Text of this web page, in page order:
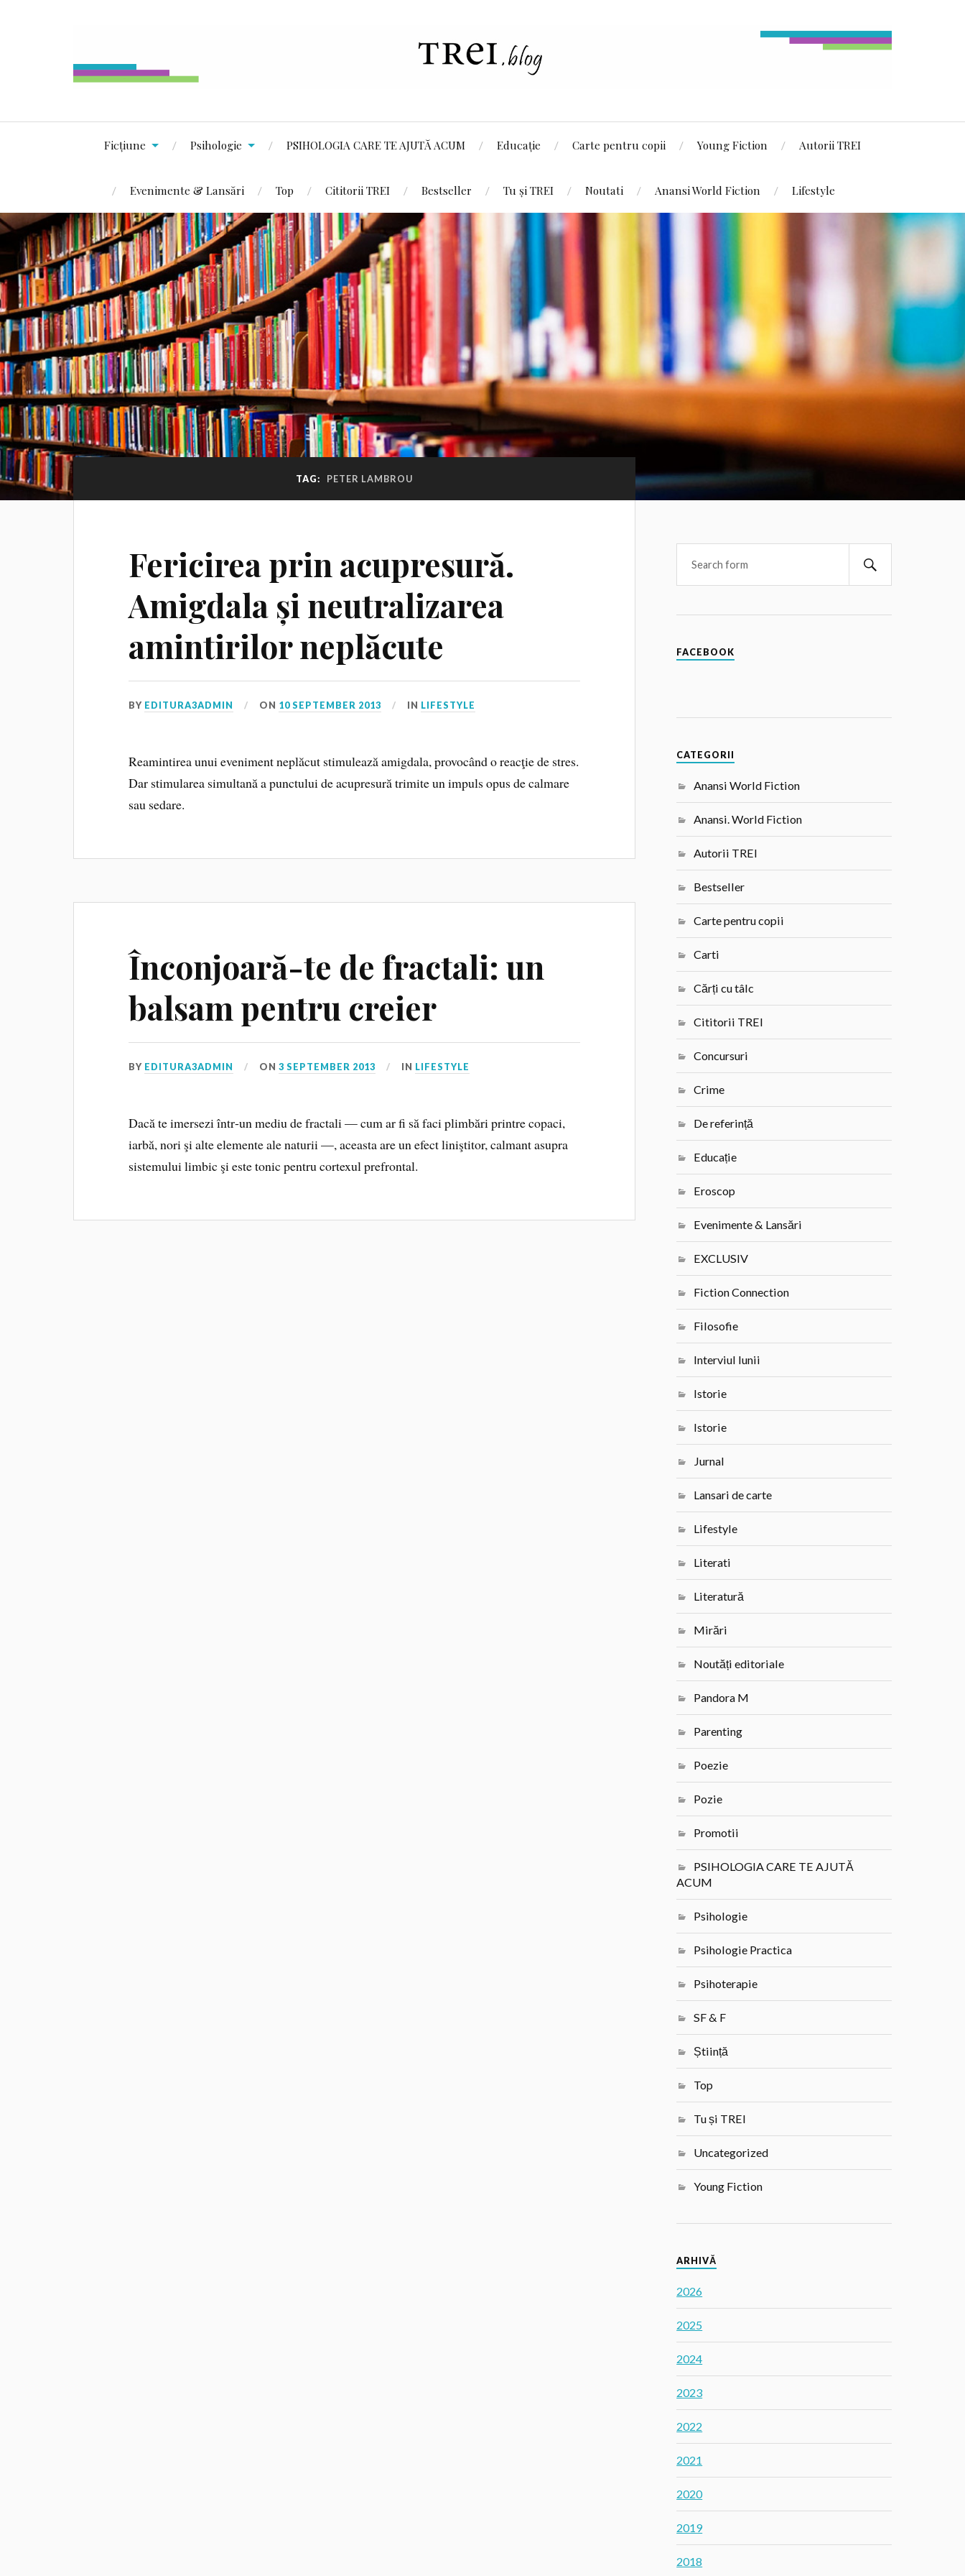
Ficțiune Psihologie PSIHOLOGIA CARE TE AJUTĂ ACUM Educație Carte pentru copii Young Fiction Autorii TREI
Evenimente & Lansări Top Cititorii TREI Bestseller Tu și TREI Noutati Anansi World Fiction Lifestyle
TAG: PETER LAMBROU
Fericirea prin acupresură.
Amigdala și neutralizarea
amintirilor neplăcute
BY EDITURA3ADMIN ON 10 SEPTEMBER 2013 IN LIFESTYLE
Reamintirea unui eveniment neplăcut stimulează amigdala, provocând o reacţie de stres.
Dar stimularea simultană a punctului de acupresură trimite un impuls opus de calmare
sau sedare.
Înconjoară-te de fractali: un
balsam pentru creier
BY EDITURA3ADMIN ON3 SEPTEMBER 2013 IN LIFESTYLE
Dacă te imersezi într‑un mediu de fractali — cum ar fi să faci plimbări printre copaci,
iarbă, nori şi alte elemente ale naturii —, aceasta are un efect liniştitor, calmant asupra
sistemului limbic şi este tonic pentru cortexul prefrontal.
FACEBOOK
CATEGORII
Anansi World Fiction
Anansi. World Fiction
Autorii TREI
Bestseller
Carte pentru copii
Carti
Cărți cu tâlc
Cititorii TREI
Concursuri
Crime
De referință
Educație
Eroscop
Evenimente & Lansări
EXCLUSIV
Fiction Connection
Filosofie
Interviul lunii
Istorie
Istorie
Jurnal
Lansari de carte
Lifestyle
Literati
Literatură
Mirări
Noutăți editoriale
Pandora M
Parenting
Poezie
Pozie
Promotii
PSIHOLOGIA CARE TE AJUTĂ
ACUM
Psihologie
Psihologie Practica
Psihoterapie
SF & F
Știință
Top
Tu și TREI
Uncategorized
Young Fiction
ARHIVĂ
2026
2025
2024
2023
2022
2021
2020
2019
2018